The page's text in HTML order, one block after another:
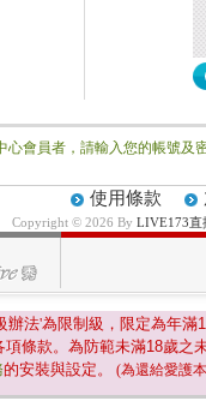
心會員者，請輸入您的帳號及
使用條款
Copyright © 2026 By LIVE173直
辦法'為限制級，限定為年滿
項條款。為防範未滿18歲之
的安裝與設定。 (為還給愛護